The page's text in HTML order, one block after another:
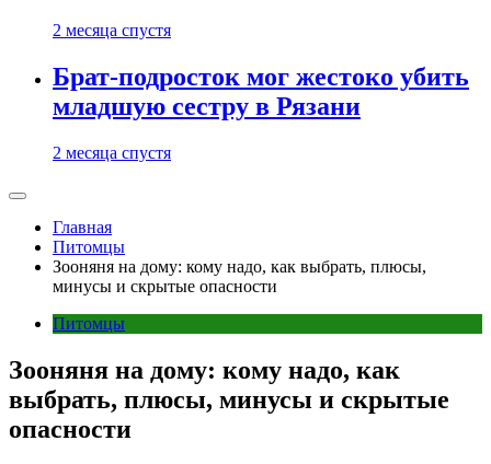
2 месяца спустя
Брат-подросток мог жестоко убить
младшую сестру в Рязани
2 месяца спустя
Главная
Питомцы
Зооняня на дому: кому надо, как выбрать, плюсы,
минусы и скрытые опасности
Питомцы
Зооняня на дому: кому надо, как
выбрать, плюсы, минусы и скрытые
опасности